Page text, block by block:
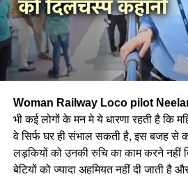
Woman Railway Loco pilot
भी कई लोगों के मन मे ये धारणा रहती है कि
वे सिर्फ घर ही संभाल सकती है, इस बजह से
लड़कियों को उनकी रुचि का काम करने नहीं
बेटियों को ज्यादा अहमियत नहीं दी जाती है